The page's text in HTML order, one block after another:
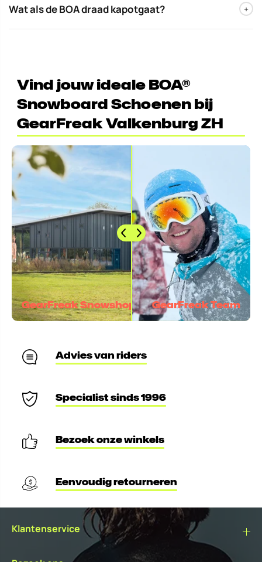
druk gelijkmatig, veters laten je heel gericht per stukje
Wat als de BOA draad kapotgaat? +
Vind jouw ideale BOA®
Snowboard Schoenen bij
GearFreak Valkenburg ZH
GearFreak Snowshop GearFreak Team
Advies van riders
Specialist sinds 1996
Bezoek onze winkels
Eenvoudig retourneren
Klantenservice